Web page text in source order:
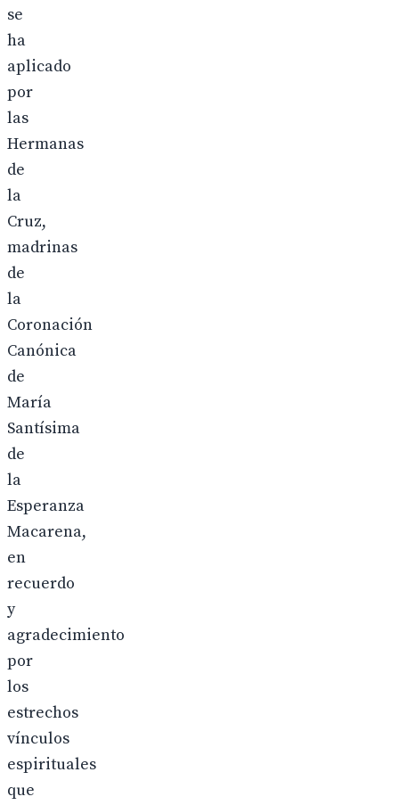
se
ha
aplicado
por
las
Hermanas
de
la
Cruz,
madrinas
de
la
Coronación
Canónica
de
María
Santísima
de
la
Esperanza
Macarena,
en
recuerdo
y
agradecimiento
por
los
estrechos
vínculos
espirituales
que